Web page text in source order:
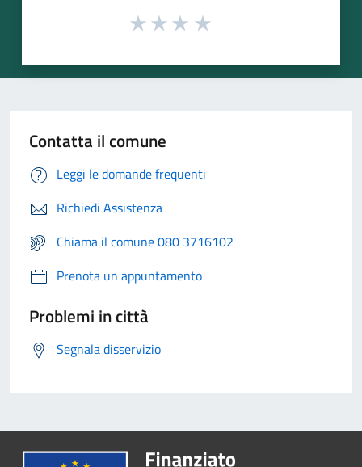
Contatta il comune
Leggi le domande frequenti
Richiedi Assistenza
Chiama il comune 080 3716102
Prenota un appuntamento
Problemi in città
Segnala disservizio